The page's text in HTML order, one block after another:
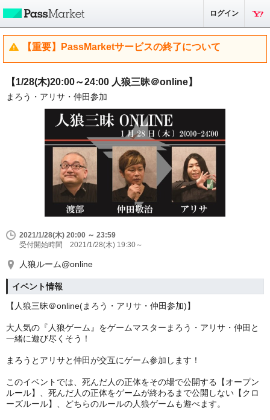
ログイン
【重要】PassMarketサービスの終了について
【1/28(木)20:00～24:00 人狼三昧＠online】
まろう・アリサ・仲田参加
2021/1/28(木) 20:00 ～ 23:59
受付開始時間 2021/1/28(木) 19:30～
人狼ルーム@online
イベント情報
【人狼三昧＠online(まろう・アリサ・仲田参加)】
大人気の『人狼ゲーム』をゲームマスターまろう・アリサ・仲田と
一緒に遊び尽くそう！
まろうとアリサと仲田が交互にゲーム参加します！
このイベントでは、死んだ人の正体をその場で公開する【オープン
ルール】、死んだ人の正体をゲームが終わるまで公開しない【クロ
ーズルール】、どちらのルールの人狼ゲームも遊べます。